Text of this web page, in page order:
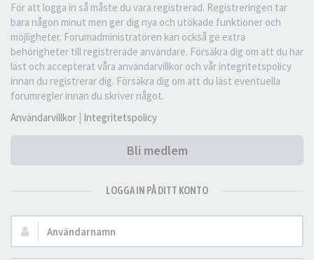
För att logga in så måste du vara registrerad. Registreringen tar
bara någon minut men ger dig nya och utökade funktioner och
möjligheter. Forumadministratören kan också ge extra
behörigheter till registrerade användare. Försäkra dig om att du har
läst och accepterat våra användarvillkor och vår integritetspolicy
innan du registrerar dig. Försäkra dig om att du läst eventuella
forumregler innan du skriver något.
Användarvillkor | Integritetspolicy
Bli medlem
LOGGA IN PÅ DITT KONTO
Användarnamn: